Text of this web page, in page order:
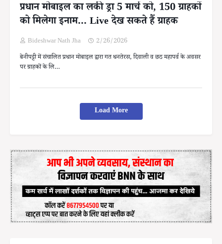
प्रधान मोबाइल का लकी ड्रा 5 मार्च को, 150 ग्राहकों
को मिलेगा इनाम... Live देख सकते हैं ग्राहक
Bideshwar Nath Jha
2/26/2026
बेनीपट्टी में संचालित प्रधान मोबाइल द्वारा गत धनतेरस, दिवाली व छठ महापर्व के अवसर
पर ग्राहकों के लि…
Load More